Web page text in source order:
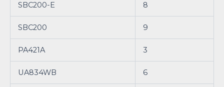
SBC200-E 8
SBC200 9
PA421A 3
UA834WB 6